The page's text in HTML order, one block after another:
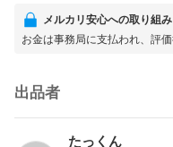
メルカリ安心への取り組み
お金は事務局に支払われ、評
出品者
たっくん